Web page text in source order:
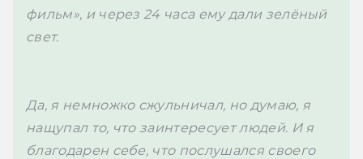
фильм», и через 24 часа ему дали зелёный
свет.
Да, я немножко сжульничал, но думаю, я
нащупал то, что заинтересует людей. И я
благодарен себе, что послушался своего